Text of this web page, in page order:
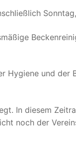
Hygiene und der
In diesem
noch der